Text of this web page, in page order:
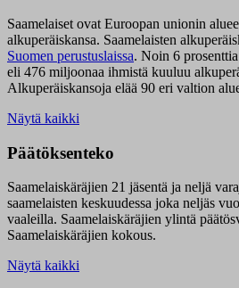
Saamelaiset ovat Euroopan unionin
alkuperäiskansa. Saamelaisten
Suomen perustuslaissa. Noin 6
eli 476 miljoonaa ihmistä kuuluu
Alkuperäiskansoja elää 90 eri valtion
Näytä kaikki
Päätöksenteko
Saamelaiskäräjien 21 jäsentä ja neljä
saamelaisten keskuudessa joka neljäs
vaaleilla. Saamelaiskäräjien ylintä
Saamelaiskäräjien kokous.
Näytä kaikki